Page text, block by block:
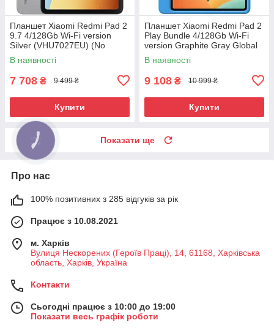
Планшет Xiaomi Redmi Pad 2
9.7 4/128Gb Wi-Fi version
Silver (VHU7027EU) (No
Adapter) UA UCRF
В наявності
7 708 ₴ 9 499 ₴
Купити
Планшет Xiaomi Redmi Pad 2
Play Bundle 4/128Gb Wi-Fi
version Graphite Gray Global
version
В наявності
9 108 ₴ 10 999 ₴
Купити
Показати ще
Про нас
100% позитивних з 285 відгуків за рік
Працює з 10.08.2021
м. Харків
Вулиця Нескорених (Героїв Праці), 14, 61168, Харківська
область, Харків, Україна
Контакти
Сьогодні працює з 10:00 до 19:00
Показати весь графік роботи